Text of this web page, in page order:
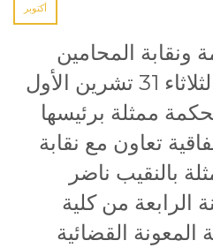
أكتوبر
ونقابة المحامين
لتدريب طلاب الحقوق الثلاثاء 31 تشرين الأول
ممثلة برئيسها
تعاون مع نقابة
بالنقيب ناضر
من كلية
القضائية